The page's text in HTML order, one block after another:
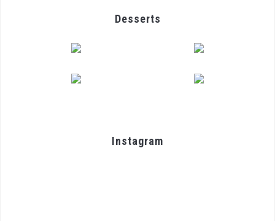
Desserts
Instagram